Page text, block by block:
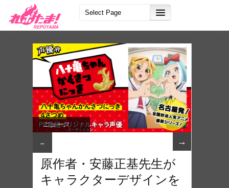
ニュース
← →
原作者・安藤正基先生が
キャラクターデザインを